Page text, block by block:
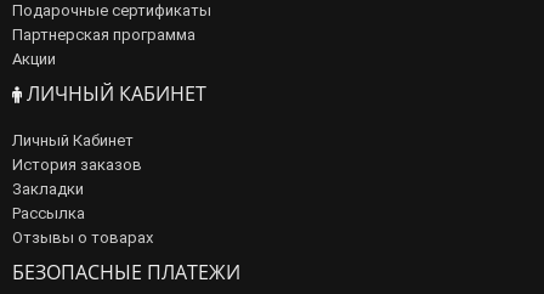
Подарочные сертификаты
Партнерская программа
Акции
ЛИЧНЫЙ КАБИНЕТ
Личный Кабинет
История заказов
Закладки
Рассылка
Отзывы о товарах
БЕЗОПАСНЫЕ ПЛАТЕЖИ